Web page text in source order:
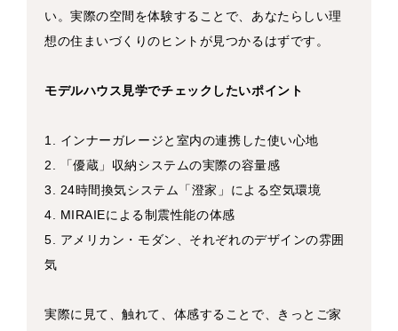
い。実際の空間を体験することで、あなたらしい理
想の住まいづくりのヒントが見つかるはずです。
モデルハウス見学でチェックしたいポイント
1. インナーガレージと室内の連携した使い心地
2. 「優蔵」収納システムの実際の容量感
3. 24時間換気システム「澄家」による空気環境
4. MIRAIEによる制震性能の体感
5. アメリカン・モダン、それぞれのデザインの雰囲
気
実際に見て、触れて、体感することで、きっとご家